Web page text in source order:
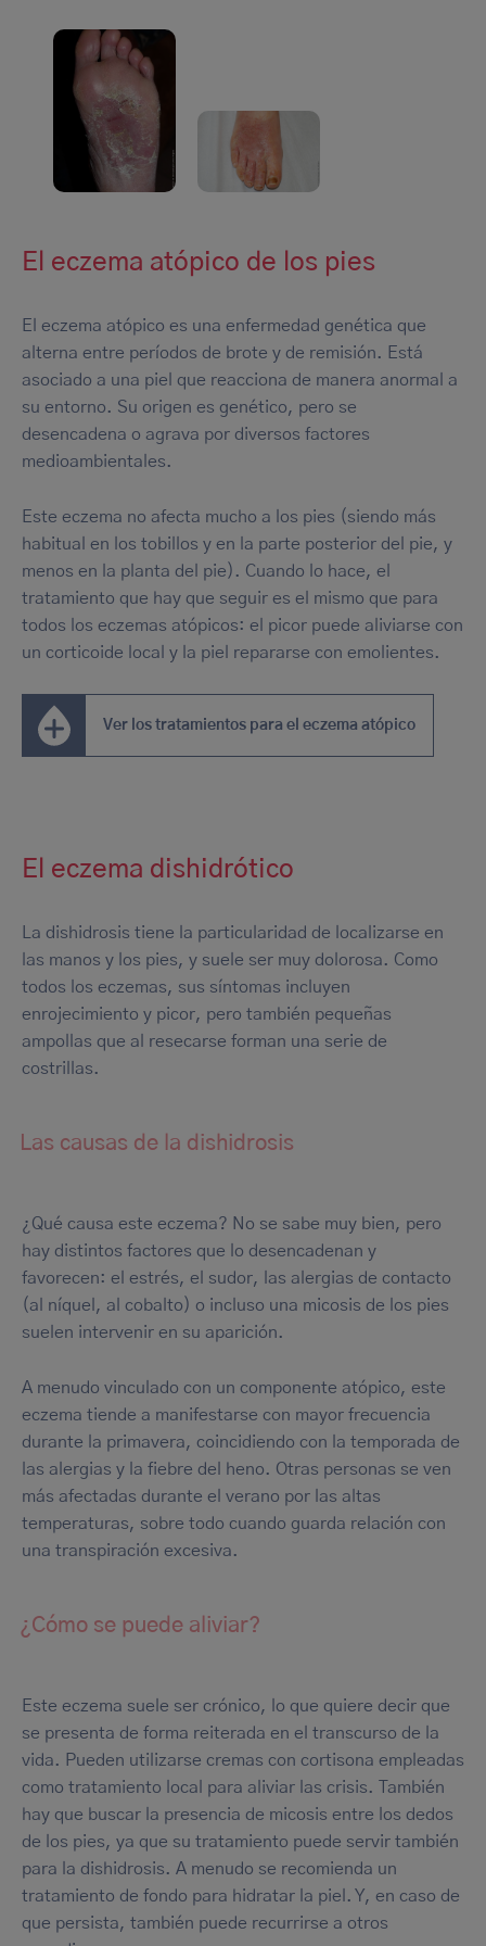
El eczema atópico de los pies
El eczema atópico es una enfermedad genética que
alterna entre períodos de brote y de remisión. Está
asociado a una piel que reacciona de manera anormal a
su entorno. Su origen es genético, pero se
desencadena o agrava por diversos factores
medioambientales.
Este eczema no afecta mucho a los pies (siendo más
habitual en los tobillos y en la parte posterior del pie, y
menos en la planta del pie). Cuando lo hace, el
tratamiento que hay que seguir es el mismo que para
todos los eczemas atópicos: el picor puede aliviarse con
un corticoide local y la piel repararse con emolientes.
Ver los tratamientos para el eczema atópico
El eczema dishidrótico
La dishidrosis tiene la particularidad de localizarse en
las manos y los pies, y suele ser muy dolorosa. Como
todos los eczemas, sus síntomas incluyen
enrojecimiento y picor, pero también pequeñas
ampollas que al resecarse forman una serie de
costrillas.
Las causas de la dishidrosis
¿Qué causa este eczema? No se sabe muy bien, pero
hay distintos factores que lo desencadenan y
favorecen: el estrés, el sudor, las alergias de contacto
(al níquel, al cobalto) o incluso una micosis de los pies
suelen intervenir en su aparición.
A menudo vinculado con un componente atópico, este
eczema tiende a manifestarse con mayor frecuencia
durante la primavera, coincidiendo con la temporada de
las alergias y la fiebre del heno. Otras personas se ven
más afectadas durante el verano por las altas
temperaturas, sobre todo cuando guarda relación con
una transpiración excesiva.
¿Cómo se puede aliviar?
Este eczema suele ser crónico, lo que quiere decir que
se presenta de forma reiterada en el transcurso de la
vida. Pueden utilizarse cremas con cortisona empleadas
como tratamiento local para aliviar las crisis. También
hay que buscar la presencia de micosis entre los dedos
de los pies, ya que su tratamiento puede servir también
para la dishidrosis. A menudo se recomienda un
tratamiento de fondo para hidratar la piel. Y, en caso de
que persista, también puede recurrirse a otros